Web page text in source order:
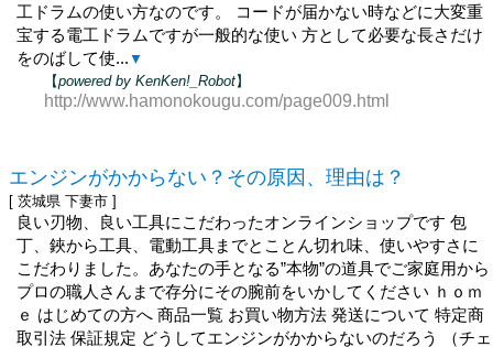
工ドラムの使い方なのです。 コードが届かない時などに大変重
宝する電工ドラムですが一般的な使い 方として必要な長さだけ
をのばして使... ▼
【powered by KenKen!_Robot】
http://www.hamonokougu.com/page009.html
エンジンがかからない？その原因、理由は？
[ 茨城県 下妻市 ]
良い刃物、良い工具にこだわったオンラインショップです 包
丁、鋏から工具、電動工具までとことん切れ味、使いやすさに
こだわりました。あなたの手となる”本物”の道具でご家庭用から
プロの職人さんまで存分にその腕前をいかしてください ｈｏｍ
ｅ はじめての方へ 商品一覧 お買い物方法 発送について 特定商
取引法 保証規定 どうしてエンジンがかからないのだろう （チェ